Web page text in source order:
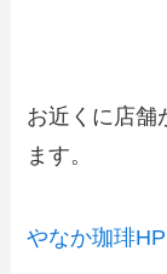
お近くに店舗
ます。
やなか珈琲HP